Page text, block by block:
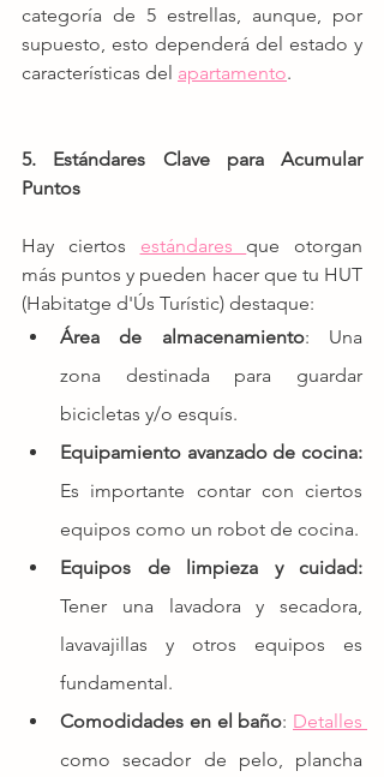
categoría de 5 estrellas, aunque, por
supuesto, esto dependerá del estado y
características del apartamento.
5. Estándares Clave para Acumular
Puntos
Hay ciertos estándares que otorgan
más puntos y pueden hacer que tu HUT
(Habitatge d'Ús Turístic) destaque:
Área de almacenamiento: Una
zona destinada para guardar
bicicletas y/o esquís.
Equipamiento avanzado de cocina:
Es importante contar con ciertos
equipos como un robot de cocina.
Equipos de limpieza y cuidad:
Tener una lavadora y secadora,
lavavajillas y otros equipos es
fundamental.
Comodidades en el baño:
como secador de pelo, plancha